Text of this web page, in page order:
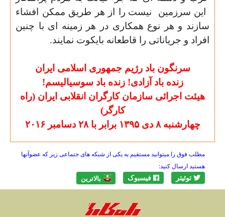
این سرزمین
نیست را از هر طریق ممکن افشاء
سازند و هر نوع همکاری در هر زمینه ای با چنین
افراد و جریاناتی را قاطعانه بایکوت نمایند.
سرنگون باد رژیم جمهوری اسلامی ایران
زنده باد آزادی! زنده باد سوسیالیسم!
هیئت اجرائی سازمان کارگران انقلابی ایران (راه
کارگر)
چهارشنبه ۸ دی ۱۳۹۵ برابر با ۲۸ دسامبر ۲۰۱۶
مطلب فوق را میتوانید مستقیم به یکی از شبکه های جتماعی زیر که عضوآنها
هستید ارسال کنید:
توئیتر فیسبوک بالاترين